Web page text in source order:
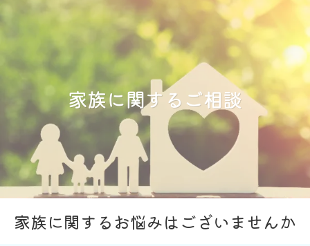
家族に関するご相談
家族に関するお悩みはございませんか